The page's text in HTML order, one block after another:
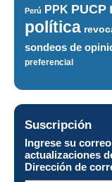
Perú PPK PUCP
política
sondeos de
preferencial
Suscripción
Ingrese su
actualizaciones
Dirección de